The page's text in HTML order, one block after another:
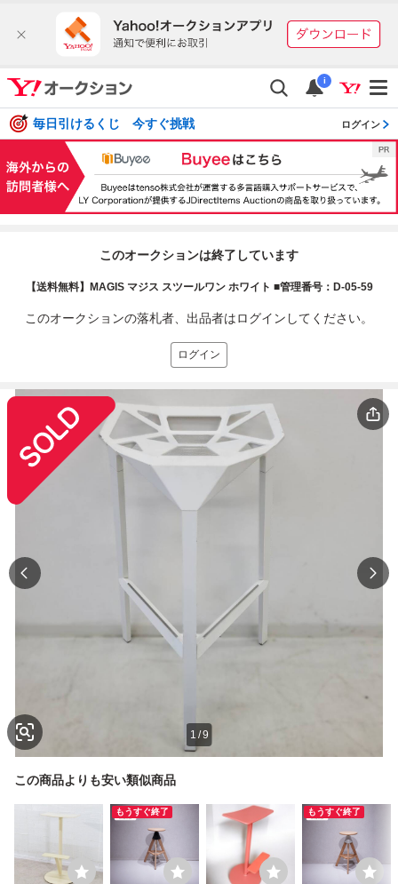
i
毎日引けるくじ 今すぐ挑戦 ログイン
このオークションは終了しています
【送料無料】MAGIS マジス スツールワン ホワイト ■管理番号：D-05-59
このオークションの落札者、出品者はログインしてください。
ログイン
1 /9
この商品よりも安い類似商品
もうすぐ終了 もうすぐ終了